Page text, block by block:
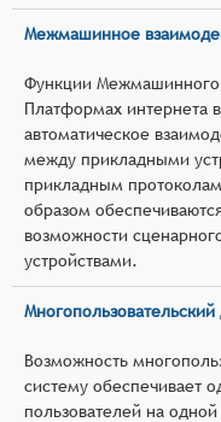
Межмашинное
Функции Межмашинного
Платформах интернета
автоматическое
между прикладными
прикладным
образом
возможности
устройствами.
Многопользовательский
Возможность
систему обеспечивает
пользователей на